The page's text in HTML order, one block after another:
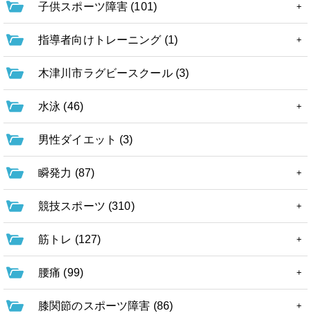
子供スポーツ障害 (101)
指導者向けトレーニング (1)
木津川市ラグビースクール (3)
水泳 (46)
男性ダイエット (3)
瞬発力 (87)
競技スポーツ (310)
筋トレ (127)
腰痛 (99)
膝関節のスポーツ障害 (86)